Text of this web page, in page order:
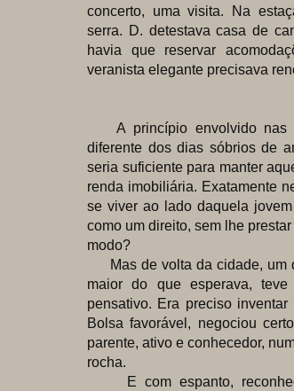
concerto, uma visita. Na
serra. D. detestava casa de
havia que reservar
veranista elegante precisava
A princípio envolvido nas
diferente dos dias sóbrios de
seria suficiente para manter
renda imobiliária. Exatamente
se viver ao lado daquela
como um direito, sem lhe
modo?
Mas de volta da cidade, um
maior do que esperava,
pensativo. Era preciso
Bolsa favorável, negociou
parente, ativo e conhecedor,
rocha.
E com espanto,